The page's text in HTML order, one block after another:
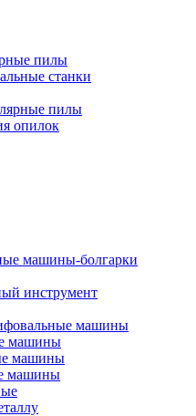
пилы
станки
пилы
опилок
машины-болгарки
инструмент
машины
машины
машины
машины